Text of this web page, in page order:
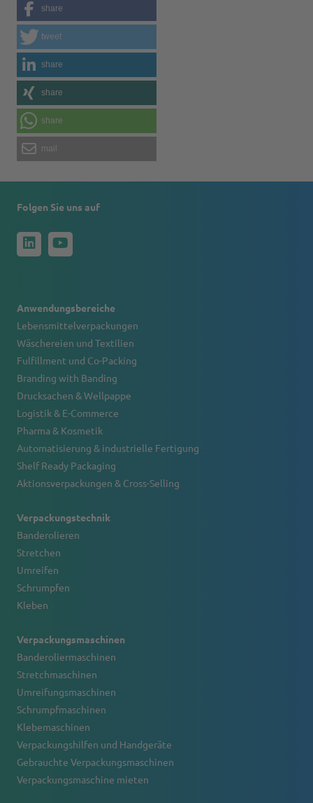
share
tweet
share
share
share
mail
Folgen Sie uns auf
Anwendungsbereiche
Lebensmittelverpackungen
Wäschereien und Textilien
Fulfillment und Co-Packing
Branding with Banding
Drucksachen & Wellpappe
Logistik & E-Commerce
Pharma & Kosmetik
Automatisierung & industrielle Fertigung
Shelf Ready Packaging
Aktionsverpackungen & Cross-Selling
Verpackungstechnik
Banderolieren
Stretchen
Umreifen
Schrumpfen
Kleben
Verpackungsmaschinen
Banderoliermaschinen
Stretchmaschinen
Umreifungsmaschinen
Schrumpfmaschinen
Klebemaschinen
Verpackungshilfen und Handgeräte
Gebrauchte Verpackungsmaschinen
Verpackungsmaschine mieten